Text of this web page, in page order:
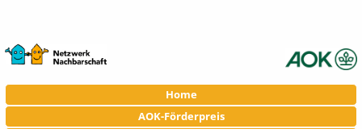
Navigation
überspringen
Home
AOK-Förderpreis